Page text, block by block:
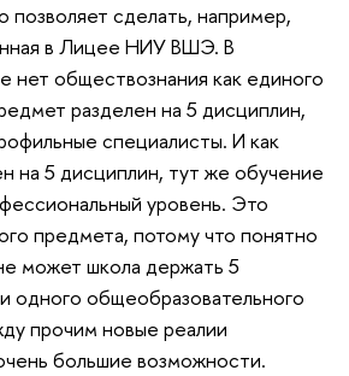
позволяет сделать, например,
в Лицее НИУ ВШЭ. В
нет обществознания как единого
разделен на 5 дисциплин,
специалисты. И как
на 5 дисциплин, тут же обучение
уровень. Это
предмета, потому что понятно
может школа держать 5
одного общеобразовательного
прочим новые реалии
большие возможности.